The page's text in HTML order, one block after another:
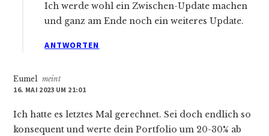
Ich werde wohl ein Zwischen-Update machen
und ganz am Ende noch ein weiteres Update.
ANTWORTEN
Eumel meint
16. MAI 2023 UM 21:01
Ich hatte es letztes Mal gerechnet. Sei doch endlich so
konsequent und werte dein Portfolio um 20-30% ab